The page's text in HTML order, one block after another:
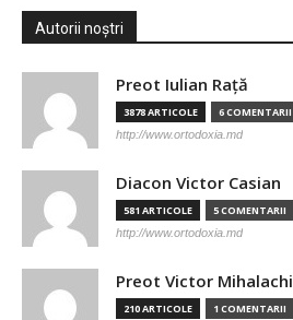
Autorii noștri
Preot Iulian Raţă
3878 ARTICOLE 6 COMENTARII
http://www.ortodoxia.md
Diacon Victor Casian
581 ARTICOLE 5 COMENTARII
http://www.ortodoxia.md
Preot Victor Mihalachi
210 ARTICOLE 1 COMENTARII